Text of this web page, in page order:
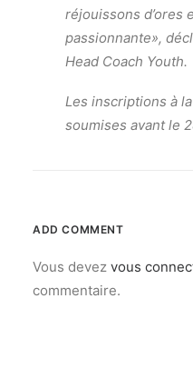
réjouissons d’ores
passionnante»,
Head Coach Youth.
Les inscriptions à
soumises avant le
ADD COMMENT
Vous devez vous
commentaire.